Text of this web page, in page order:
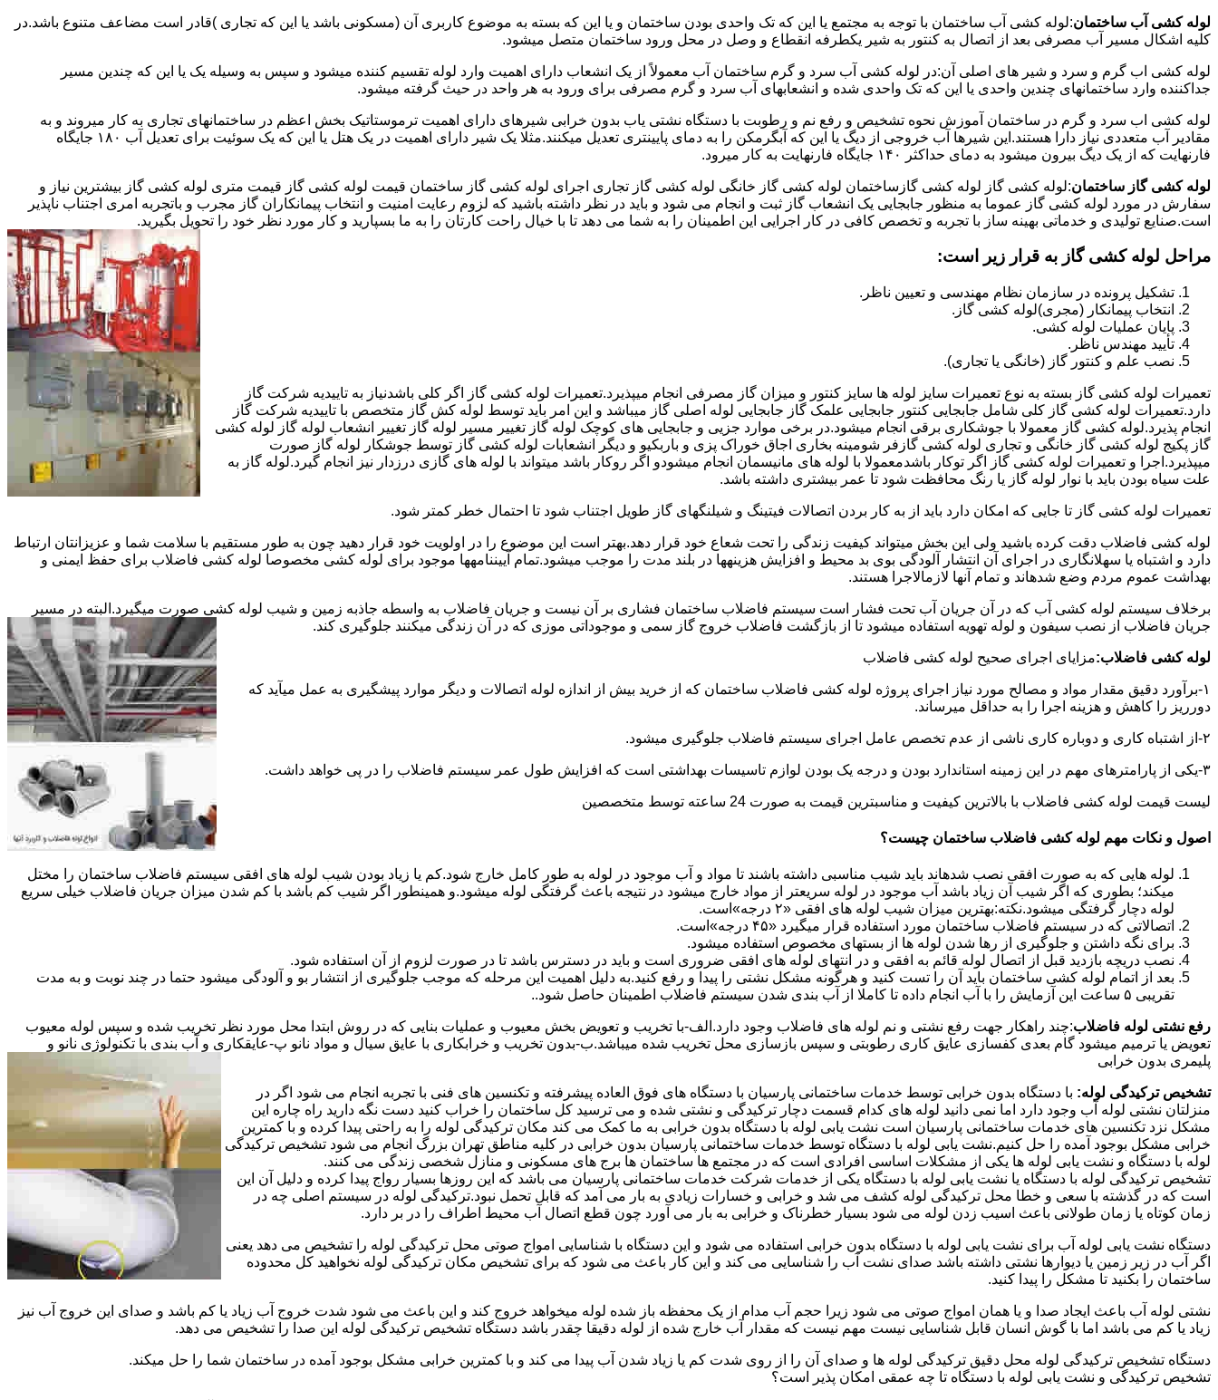
لوله کشی آب ساختمان:لوله کشی آب ساختمان با توجه به مجتمع یا این که تک واحدی بودن ساختمان و یا این که بسته به موضوع کاربری آن (مسکونی باشد یا این که تجاری )قادر است مضاعف متنوع باشد.در
کلیه اشکال مسیر آب مصرفی بعد از اتصال به کنتور به شیر یکطرفه انقطاع و وصل در محل ورود ساختمان متصل میشود.
لوله کشی اب گرم و سرد و شیر های اصلی آن:در لوله کشی آب سرد و گرم ساختمان آب معمولاً از یک انشعاب دارای اهمیت وارد لوله تقسیم کننده میشود و سپس به وسیله یک یا این که چندین مسیر
جداکننده وارد ساختمانهای چندین واحدی یا این که تک واحدی شده و انشعابهای آب سرد و گرم مصرفی برای ورود به هر واحد در حیث گرفته میشود.
لوله کشی اب سرد و گرم در ساختمان آموزش نحوه تشخیص و رفع نم و رطوبت با دستگاه نشتی یاب بدون خرابی شیرهای دارای اهمیت ترموستاتیک بخش اعظم در ساختمانهای تجاری به کار میروند و به
مقادیر آب متعددی نیاز دارا هستند.این شیرها آب خروجی از دیگ یا این که آبگرمکن را به دمای پایینتری تعدیل میکنند.مثلا یک شیر دارای اهمیت در یک هتل یا این که یک سوئیت برای تعدیل آب ۱۸۰ جایگاه
فارنهایت که از یک دیگ بیرون میشود به دمای حداکثر ۱۴۰ جایگاه فارنهایت به کار میرود.
لوله کشی گاز ساختمان:لوله کشی گاز لوله کشی گازساختمان لوله کشی گاز خانگی لوله کشی گاز تجاری اجرای لوله کشی گاز ساختمان قیمت لوله کشی گاز قیمت متری لوله کشی گاز بیشترین نیاز و
سفارش در مورد لوله کشی گاز عموما به منظور جابجایی یک انشعاب گاز ثبت و انجام می شود و باید در نظر داشته باشید که لزوم رعایت امنیت و انتخاب پیمانکاران گاز مجرب و باتجربه امری اجتناب ناپذیر
است.صنایع تولیدی و خدماتی بهینه ساز با تجربه و تخصص کافی در کار اجرایی این اطمینان را به شما می دهد تا با خیال راحت کارتان را به ما بسپارید و کار مورد نظر خود را تحویل بگیرید.
مراحل لوله کشی گاز به قرار زیر است:
تشکیل پرونده در سازمان نظام مهندسی و تعیین ناظر.
انتخاب پیمانکار (مجری)لوله کشی گاز.
پایان عملیات لوله کشی.
تأیید مهندس ناظر.
نصب علم و کنتور گاز (خانگی یا تجاری).
تعمیرات لوله کشی گاز بسته به نوع تعمیرات سایز لوله ها سایز کنتور و میزان گاز مصرفی انجام میپذیرد.تعمیرات لوله کشی گاز اگر کلی باشدنیاز به تاییدیه شرکت گاز
دارد.تعمیرات لوله کشی گاز کلی شامل جابجایی کنتور جابجایی علمک گاز جابجایی لوله اصلی گاز میباشد و این امر باید توسط لوله کش گاز متخصص با تاییدیه شرکت گاز
انجام پذیرد.لوله کشی گاز معمولا با جوشکاری برقی انجام میشود.در برخی موارد جزیی و جابجایی های کوچک لوله گاز تغییر مسیر لوله گاز تغییر انشعاب لوله گاز لوله کشی
گاز پکیج لوله کشی گاز خانگی و تجاری لوله کشی گازفر شومینه بخاری اجاق خوراک پزی و باربکیو و دیگر انشعابات لوله کشی گاز توسط جوشکار لوله گاز صورت
میپذیرد.اجرا و تعمیرات لوله کشی گاز اگر توکار باشدمعمولا با لوله های مانیسمان انجام میشودو اگر روکار باشد میتواند با لوله های گازی درزدار نیز انجام گیرد.لوله گاز به
علت سیاه بودن باید با نوار لوله گاز یا رنگ محافظت شود تا عمر بیشتری داشته باشد.
تعمیرات لوله کشی گاز تا جایی که امکان دارد باید از به کار بردن اتصالات فیتینگ و شیلنگهای گاز طویل اجتناب شود تا احتمال خطر کمتر شود.
لوله کشی فاضلاب دقت کرده باشید ولی این بخش میتواند کیفیت زندگی را تحت شعاع خود قرار دهد.بهتر است این موضوع را در اولویت خود قرار دهید چون به طور مستقیم با سلامت شما و عزیزانتان ارتباط
دارد و اشتباه یا سهلانگاری در اجرای آن انتشار آلودگی بوی بد محیط و افزایش هزینهها در بلند مدت را موجب میشود.تمام آییننامهها موجود برای لوله کشی مخصوصا لوله کشی فاضلاب برای حفظ ایمنی و
بهداشت عموم مردم وضع شدهاند و تمام آنها لازمالاجرا هستند.
برخلاف سیستم لوله کشی آب که در آن جریان آب تحت فشار است سیستم فاضلاب ساختمان فشاری بر آن نیست و جریان فاضلاب به واسطه جاذبه زمین و شیب لوله کشی صورت میگیرد.البته در مسیر
جریان فاضلاب از نصب سیفون و لوله تهویه استفاده میشود تا از بازگشت فاضلاب خروج گاز سمی و موجوداتی موزی که در آن زندگی میکنند جلوگیری کند.
لوله کشی فاضلاب:مزایای اجرای صحیح لوله کشی فاضلاب
۱-برآورد دقیق مقدار مواد و مصالح مورد نیاز اجرای پروژه لوله کشی فاضلاب ساختمان که از خرید بیش از اندازه لوله اتصالات و دیگر موارد پیشگیری به عمل میآید که
دورریز را کاهش و هزینه اجرا را به حداقل میرساند.
۲-از اشتباه کاری و دوباره کاری ناشی از عدم تخصص عامل اجرای سیستم فاضلاب جلوگیری میشود.
۳-یکی از پارامترهای مهم در این زمینه استاندارد بودن و درجه یک بودن لوازم تاسیسات بهداشتی است که افزایش طول عمر سیستم فاضلاب را در پی خواهد داشت.
لیست قیمت لوله کشی فاضلاب با بالاترین کیفیت و مناسبترین قیمت به صورت 24 ساعته توسط متخصصین
اصول و نکات مهم لوله کشی فاضلاب ساختمان چیست؟
لوله هایی که به صورت افقی نصب شدهاند باید شیب مناسبی داشته باشند تا مواد و آب موجود در لوله به طور کامل خارج شود.کم یا زیاد بودن شیب لوله های افقی سیستم فاضلاب ساختمان را مختل
میکند؛ بطوری که اگر شیب آن زیاد باشد آب موجود در لوله سریعتر از مواد خارج میشود در نتیجه باعث گرفتگی لوله میشود.و همینطور اگر شیب کم باشد با کم شدن میزان جریان فاضلاب خیلی سریع
لوله دچار گرفتگی میشود.نکته:بهترین میزان شیب لوله های افقی «۲ درجه»است.
اتصالاتی که در سیستم فاضلاب ساختمان مورد استفاده قرار میگیرد «۴۵ درجه»است.
برای نگه داشتن و جلوگیری از رها شدن لوله ها از بستهای مخصوص استفاده میشود.
نصب دریچه بازدید قبل از اتصال لوله قائم به افقی و در انتهای لوله های افقی ضروری است و باید در دسترس باشد تا در صورت لزوم از آن استفاده شود.
بعد از اتمام لوله کشی ساختمان باید آن را تست کنید و هرگونه مشکل نشتی را پیدا و رفع کنید.به دلیل اهمیت این مرحله که موجب جلوگیری از انتشار بو و آلودگی میشود حتما در چند نوبت و به مدت
تقریبی ۵ ساعت این آزمایش را با آب انجام داده تا کاملا از آب بندی شدن سیستم فاضلاب اطمینان حاصل شود..
رفع نشتی لوله فاضلاب:چند راهکار جهت رفع نشتی و نم لوله های فاضلاب وجود دارد.الف-با تخریب و تعویض بخش معیوب و عملیات بنایی که در روش ابتدا محل مورد نظر تخریب شده و سپس لوله معیوب
تعویض یا ترمیم میشود گام بعدی کفسازی عایق کاری رطوبتی و سپس بازسازی محل تخریب شده میباشد.ب-بدون تخریب و خرابکاری با عایق سیال و مواد نانو پ-عایقکاری و آب بندی با تکنولوژی نانو و
پلیمری بدون خرابی
تشخیص ترکیدگی لوله: با دستگاه بدون خرابی توسط خدمات ساختمانی پارسیان با دستگاه های فوق العاده پیشرفته و تکنسین های فنی با تجربه انجام می شود اگر در
منزلتان نشتی لوله آب وجود دارد اما نمی دانید لوله های کدام قسمت دچار ترکیدگی و نشتی شده و می ترسید کل ساختمان را خراب کنید دست نگه دارید راه چاره این
مشکل نزد تکنسین های خدمات ساختمانی پارسیان است نشت یابی لوله با دستگاه بدون خرابی به ما کمک می کند مکان ترکیدگی لوله را به راحتی پیدا کرده و با کمترین
خرابی مشکل بوجود آمده را حل کنیم.نشت یابی لوله با دستگاه توسط خدمات ساختمانی پارسیان بدون خرابی در کلیه مناطق تهران بزرگ انجام می شود تشخیص ترکیدگی
لوله با دستگاه و نشت یابی لوله ها یکی از مشکلات اساسی افرادی است که در مجتمع ها ساختمان ها برج های مسکونی و منازل شخصی زندگی می کنند.
تشخیص ترکیدگی لوله با دستگاه یا نشت یابی لوله با دستگاه یکی از خدمات شرکت خدمات ساختمانی پارسیان می باشد که این روزها بسیار رواج پیدا کرده و دلیل آن این
است که در گذشته با سعی و خطا محل ترکیدگی لوله کشف می شد و خرابی و خسارات زیادی به بار می آمد که قابل تحمل نبود.ترکیدگی لوله در سیستم اصلی چه در
زمان کوتاه یا زمان طولانی باعث اسیب زدن لوله می شود بسیار خطرناک و خرابی به بار می آورد چون قطع اتصال آب محیط اطراف را در بر دارد.
دستگاه نشت یابی لوله آب برای نشت یابی لوله با دستگاه بدون خرابی استفاده می شود و این دستگاه با شناسایی امواج صوتی محل ترکیدگی لوله را تشخیص می دهد یعنی
اگر آب در زیر زمین یا دیوارها نشتی داشته باشد صدای نشت آب را شناسایی می کند و این کار باعث می شود که برای تشخیص مکان ترکیدگی لوله نخواهید کل محدوده
ساختمان را بکنید تا مشکل را پیدا کنید.
نشتی لوله آب باعث ایجاد صدا و یا همان امواج صوتی می شود زیرا حجم آب مدام از یک محفظه باز شده لوله میخواهد خروج کند و این باعث می شود شدت خروج آب زیاد یا کم باشد و صدای این خروج آب نیز
زیاد یا کم می باشد اما با گوش انسان قابل شناسایی نیست مهم نیست که مقدار آب خارج شده از لوله دقیقا چقدر باشد دستگاه تشخیص ترکیدگی لوله این صدا را تشخیص می دهد.
دستگاه تشخیص ترکیدگی لوله محل دقیق ترکیدگی لوله ها و صدای آن را از روی شدت کم یا زیاد شدن آب پیدا می کند و با کمترین خرابی مشکل بوجود آمده در ساختمان شما را حل میکند.
تشخیص ترکیدگی و نشت یابی لوله با دستگاه تا چه عمقی امکان پذیر است؟